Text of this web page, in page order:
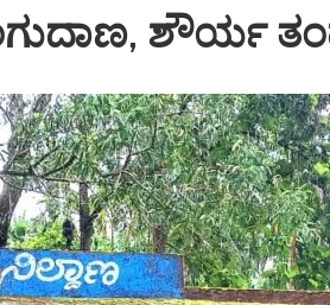
ಶೌರ್ಯ